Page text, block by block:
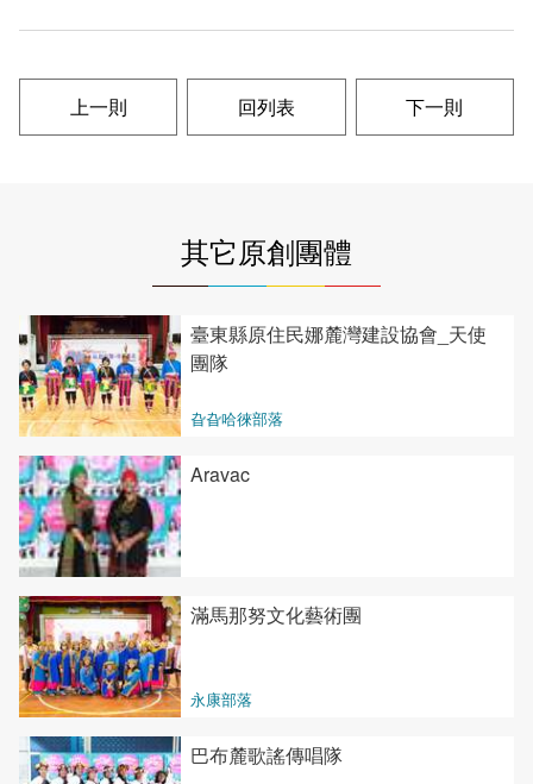
上一則 回列表 下一則
其它原創團體
臺東縣原住民娜麓灣建設協會_天使
團隊
旮旮哈徠部落
Aravac
滿馬那努文化藝術團
永康部落
巴布麓歌謠傳唱隊